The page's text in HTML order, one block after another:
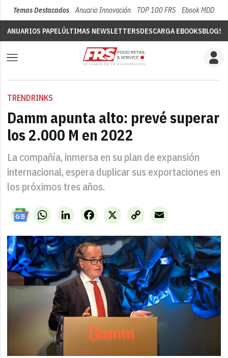
Temas Destacados Anuario Innovación TOP 100 FRS Ebook MDD
ANUARIOS PAPELÚLTIMAS NEWSLETTERSDESCARGA EBOOKSBLOGS
TRENDRINKS
Damm apunta alto: prevé superar
los 2.000 M en 2022
La compañía, inmersa en su plan de expansión
internacional, espera duplicar sus exportaciones en
los próximos tres años.
WhatsAppLinkedIn X
Facebook
Copy
Link
Email